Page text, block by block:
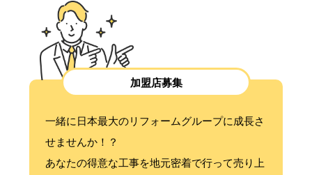
加盟店募集
一緒に日本最大のリフォームグループに成長さ
せませんか！？
あなたの得意な工事を地元密着で行って売り上